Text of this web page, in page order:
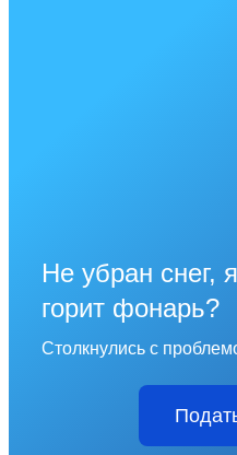
Не убран снег,
горит фонарь?
Столкнулись с